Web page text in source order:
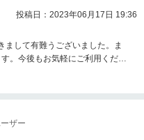
投稿日：2023年06月17日 19:36
まして有難うございました。ま
。今後もお気軽にご利用くださ
ザー